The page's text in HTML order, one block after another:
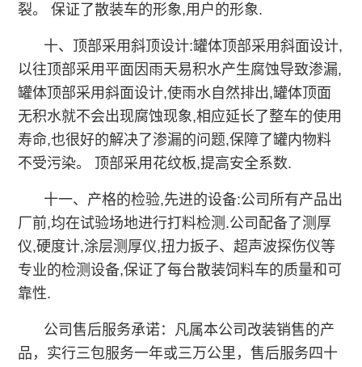
裂。 保证了散装车的形象,用户的形象.
十、顶部采用斜顶设计:罐体顶部采用斜面设计,
以往顶部采用平面因雨天易积水产生腐蚀导致渗漏,
罐体顶部采用斜面设计,使雨水自然排出,罐体顶面
无积水就不会出现腐蚀现象,相应延长了整车的使用
寿命,也很好的解决了渗漏的问题,保障了罐内物料
不受污染。 顶部采用花纹板,提高安全系数.
十一、产格的检验,先进的设备:公司所有产品出
厂前,均在试验场地进行打料检测.公司配备了测厚
仪,硬度计,涂层测厚仪,扭力扳子、超声波探伤仪等
专业的检测设备,保证了每台散装饲料车的质量和可
靠性.
公司售后服务承诺：凡属本公司改装销售的产
品，实行三包服务一年或三万公里，售后服务四十